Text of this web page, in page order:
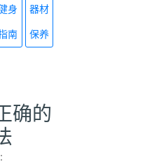
身
南
器材
保养
确的